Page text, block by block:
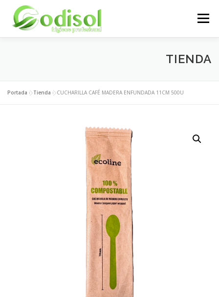
contenido
Menú
ÁREA CLIENTES CONTACTO
TIENDA
Portada »Tienda »CUCHARILLA CAFÉ MADERA ENFUNDADA 11CM 500U